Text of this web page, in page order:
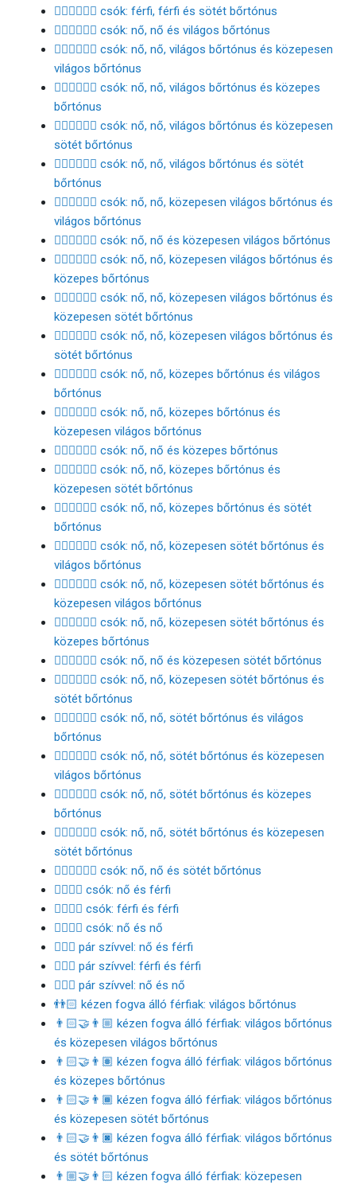
👨🏿‍❤️‍💋‍👨🏿 csók: férfi, férfi és sötét bőrtónus
👩🏻‍❤️‍💋‍👩🏻 csók: nő, nő és világos bőrtónus
👩🏻‍❤️‍💋‍👩🏼 csók: nő, nő, világos bőrtónus és közepesen
világos bőrtónus
👩🏻‍❤️‍💋‍👩🏽 csók: nő, nő, világos bőrtónus és közepes
bőrtónus
👩🏻‍❤️‍💋‍👩🏾 csók: nő, nő, világos bőrtónus és közepesen
sötét bőrtónus
👩🏻‍❤️‍💋‍👩🏿 csók: nő, nő, világos bőrtónus és sötét
bőrtónus
👩🏼‍❤️‍💋‍👩🏻 csók: nő, nő, közepesen világos bőrtónus és
világos bőrtónus
👩🏼‍❤️‍💋‍👩🏼 csók: nő, nő és közepesen világos bőrtónus
👩🏼‍❤️‍💋‍👩🏽 csók: nő, nő, közepesen világos bőrtónus és
közepes bőrtónus
👩🏼‍❤️‍💋‍👩🏾 csók: nő, nő, közepesen világos bőrtónus és
közepesen sötét bőrtónus
👩🏼‍❤️‍💋‍👩🏿 csók: nő, nő, közepesen világos bőrtónus és
sötét bőrtónus
👩🏽‍❤️‍💋‍👩🏻 csók: nő, nő, közepes bőrtónus és világos
bőrtónus
👩🏽‍❤️‍💋‍👩🏼 csók: nő, nő, közepes bőrtónus és
közepesen világos bőrtónus
👩🏽‍❤️‍💋‍👩🏽 csók: nő, nő és közepes bőrtónus
👩🏽‍❤️‍💋‍👩🏾 csók: nő, nő, közepes bőrtónus és
közepesen sötét bőrtónus
👩🏽‍❤️‍💋‍👩🏿 csók: nő, nő, közepes bőrtónus és sötét
bőrtónus
👩🏾‍❤️‍💋‍👩🏻 csók: nő, nő, közepesen sötét bőrtónus és
világos bőrtónus
👩🏾‍❤️‍💋‍👩🏼 csók: nő, nő, közepesen sötét bőrtónus és
közepesen világos bőrtónus
👩🏾‍❤️‍💋‍👩🏽 csók: nő, nő, közepesen sötét bőrtónus és
közepes bőrtónus
👩🏾‍❤️‍💋‍👩🏾 csók: nő, nő és közepesen sötét bőrtónus
👩🏾‍❤️‍💋‍👩🏿 csók: nő, nő, közepesen sötét bőrtónus és
sötét bőrtónus
👩🏿‍❤️‍💋‍👩🏻 csók: nő, nő, sötét bőrtónus és világos
bőrtónus
👩🏿‍❤️‍💋‍👩🏼 csók: nő, nő, sötét bőrtónus és közepesen
világos bőrtónus
👩🏿‍❤️‍💋‍👩🏽 csók: nő, nő, sötét bőrtónus és közepes
bőrtónus
👩🏿‍❤️‍💋‍👩🏾 csók: nő, nő, sötét bőrtónus és közepesen
sötét bőrtónus
👩🏿‍❤️‍💋‍👩🏿 csók: nő, nő és sötét bőrtónus
👩‍❤️‍💋‍👨 csók: nő és férfi
👨‍❤️‍💋‍👨 csók: férfi és férfi
👩‍❤️‍💋‍👩 csók: nő és nő
👩‍❤️‍👨 pár szívvel: nő és férfi
👨‍❤️‍👨 pár szívvel: férfi és férfi
👩‍❤️‍👩 pár szívvel: nő és nő
👬🏻 kézen fogva álló férfiak: világos bőrtónus
👨🏻‍🤝‍👨🏼 kézen fogva álló férfiak: világos bőrtónus
és közepesen világos bőrtónus
👨🏻‍🤝‍👨🏽 kézen fogva álló férfiak: világos bőrtónus
és közepes bőrtónus
👨🏻‍🤝‍👨🏾 kézen fogva álló férfiak: világos bőrtónus
és közepesen sötét bőrtónus
👨🏻‍🤝‍👨🏿 kézen fogva álló férfiak: világos bőrtónus
és sötét bőrtónus
👨🏼‍🤝‍👨🏻 kézen fogva álló férfiak: közepesen